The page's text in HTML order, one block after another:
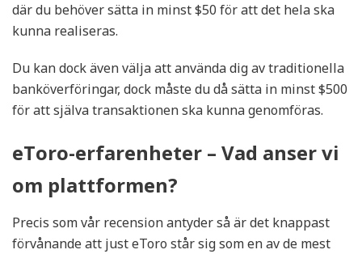
där du behöver sätta in minst $50 för att det hela ska
kunna realiseras.
Du kan dock även välja att använda dig av traditionella
banköverföringar, dock måste du då sätta in minst $500
för att själva transaktionen ska kunna genomföras.
eToro-erfarenheter – Vad anser vi
om plattformen?
Precis som vår recension antyder så är det knappast
förvånande att just eToro står sig som en av de mest